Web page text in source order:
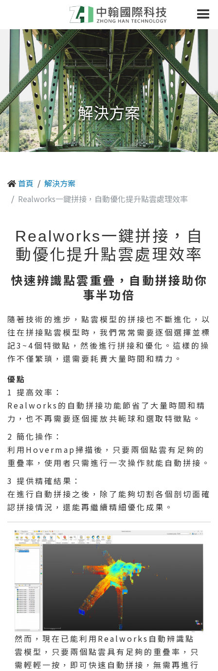
解決方案
首頁
解決方案
Realworks一鍵拼接，自動優化提升點雲處理效率
Realworks一鍵拼接，自
動優化提升點雲處理效率
快速辨識點雲重疊，自動拼接助你
事半功倍
隨著技術的進步，點雲模型的拼接也不斷進化，以
往在拼接點雲模型時，我們常常需要逐個選擇並標
記3~4個特徵點，然後進行拼接和優化。這樣的操
作不僅繁瑣，還需要耗費大量時間和精力。
優點
1 提高效率：
Realworks的自動拼接功能節省了大量時間和精
力，也不再需要逐個擺放共軛球和選取特徵點。
2 簡化操作：
利用Hovermap掃描後，只要兩個點雲有足夠的
重疊率，使用者只需進行一次操作就能自動拼接。
3 提供精確結果：
在進行自動拼接之後，除了能夠切割各個剖切面確
認拼接情況，還能再繼續精細優化成果。
然而，現在已能利用Realworks自動辨識點
雲模型，只要兩個點雲具有足夠的重疊率，只
需輕輕一按，即可快速自動拼接，無需再進行